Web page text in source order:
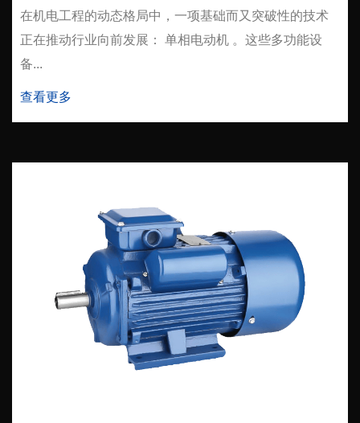
在机电工程的动态格局中，一项基础而又突破性的技术
正在推动行业向前发展： 单相电动机 。这些多功能设
备...
查看更多